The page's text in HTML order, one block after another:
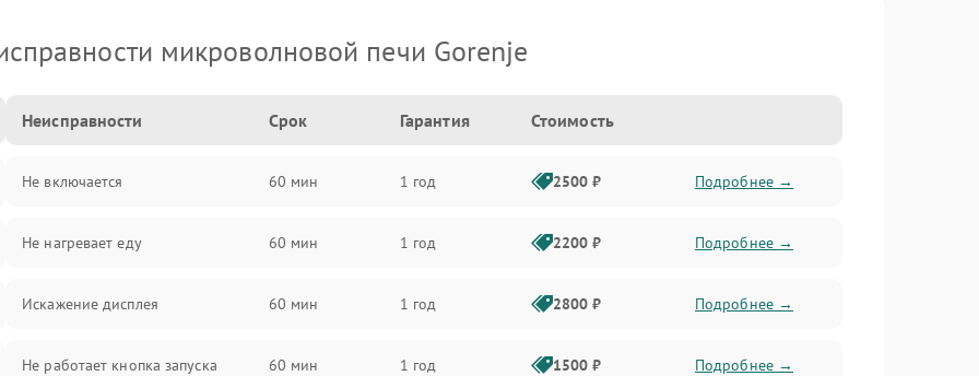
микроволновой печи Gorenje
Неисправности Срок Гарантия Стоимость
Не включается 60 мин 1 год 2500 ₽ Подробнее →
Не нагревает еду 60 мин 1 год 2200 ₽ Подробнее →
Искажение дисплея 60 мин 1 год 2800 ₽ Подробнее →
Не работает кнопка запуска 60 мин 1 год 1500 ₽ Подробнее →